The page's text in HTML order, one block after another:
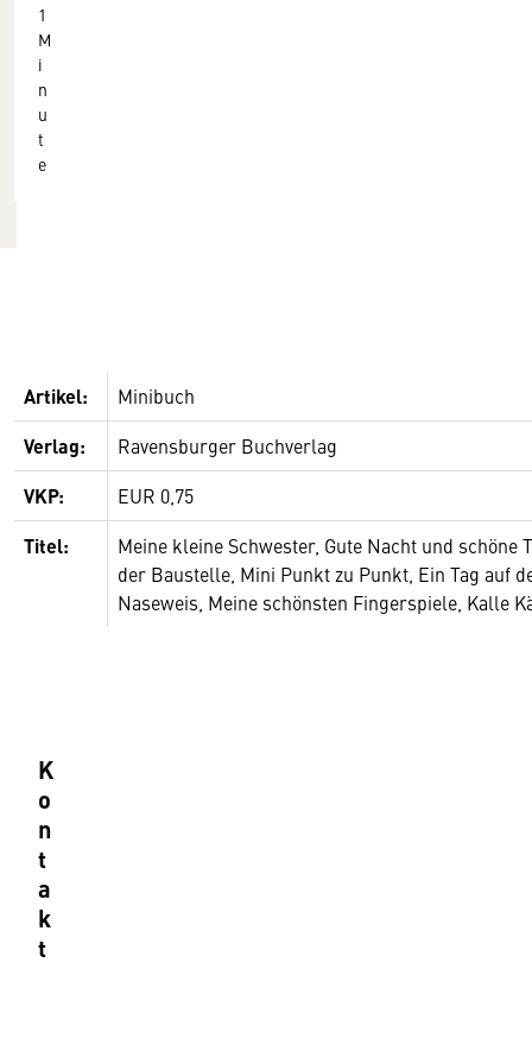
1
M
i
n
u
t
e
Artikel: Minibuch
Verlag: Ravensburger Buchverlag
VKP: EUR 0,75
Titel:
Meine kleine Schwester, Gute Nacht und
der Baustelle, Mini Punkt zu Punkt, Ein Tag auf
Naseweis, Meine schönsten Fingerspiele, Kalle
K
o
n
t
a
k
t